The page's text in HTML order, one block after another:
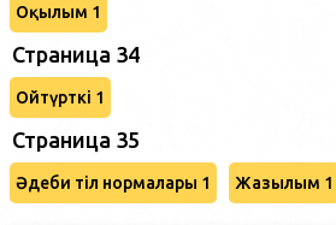
Оқылым 1
Страница 34
Ойтүрткі 1
Страница 35
Әдеби тіл нормалары 1 Жазылым 1